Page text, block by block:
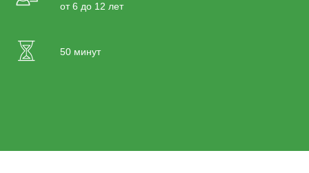
от 6 до 12 лет
50 минут